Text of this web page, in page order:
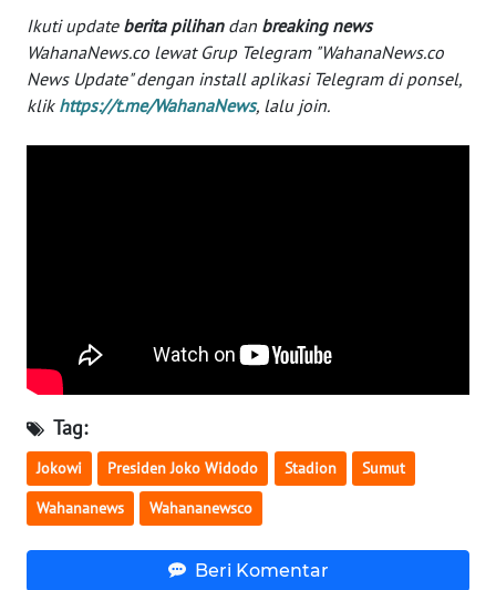
Ikuti update berita pilihandan breaking news
WahanaNews.co lewat Grup Telegram "WahanaNews.co
News Update" dengan install aplikasi Telegram di ponsel,
klik https://t.me/WahanaNews, lalu join.
Tag:
Jokowi Presiden Joko Widodo Stadion Sumut
Wahananews Wahananewsco
Beri Komentar
WN
RIAU
WN
NTB
WN
SULTENG